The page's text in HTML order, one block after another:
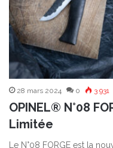
28 mars 2024 0 3 931
OPINEL® N°08
Limitée
Le N°08 FORGE est la